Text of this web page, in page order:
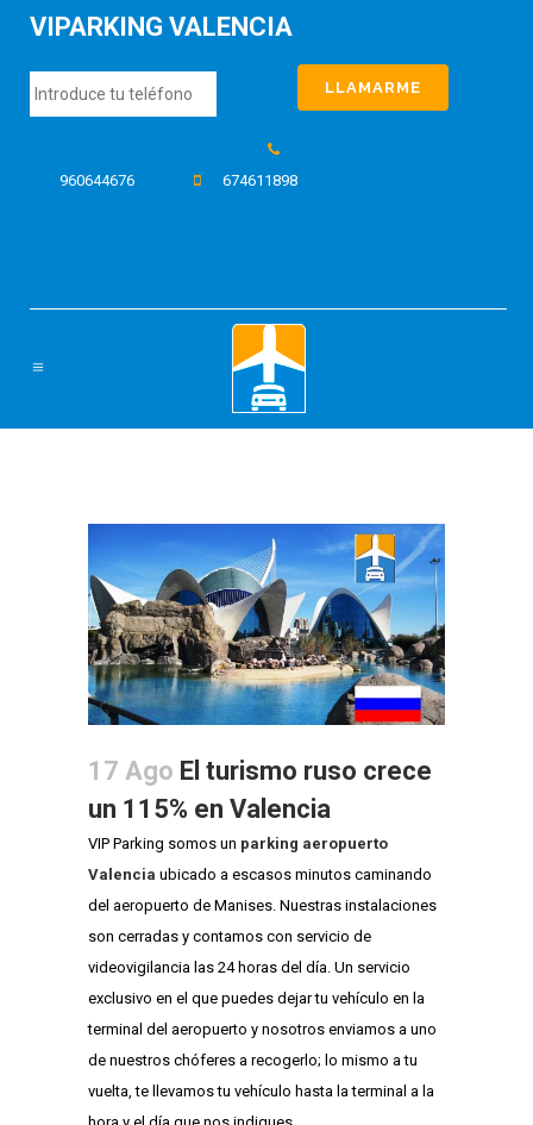
VIPARKING VALENCIA
960644676 674611898
17 Ago El turismo ruso crece
un 115% en Valencia
VIP Parking somos un parking aeropuerto
Valencia ubicado a escasos minutos caminando
del aeropuerto de Manises. Nuestras instalaciones
son cerradas y contamos con servicio de
videovigilancia las 24 horas del día. Un servicio
exclusivo en el que puedes dejar tu vehículo en la
terminal del aeropuerto y nosotros enviamos a uno
de nuestros chóferes a recogerlo; lo mismo a tu
vuelta, te llevamos tu vehículo hasta la terminal a la